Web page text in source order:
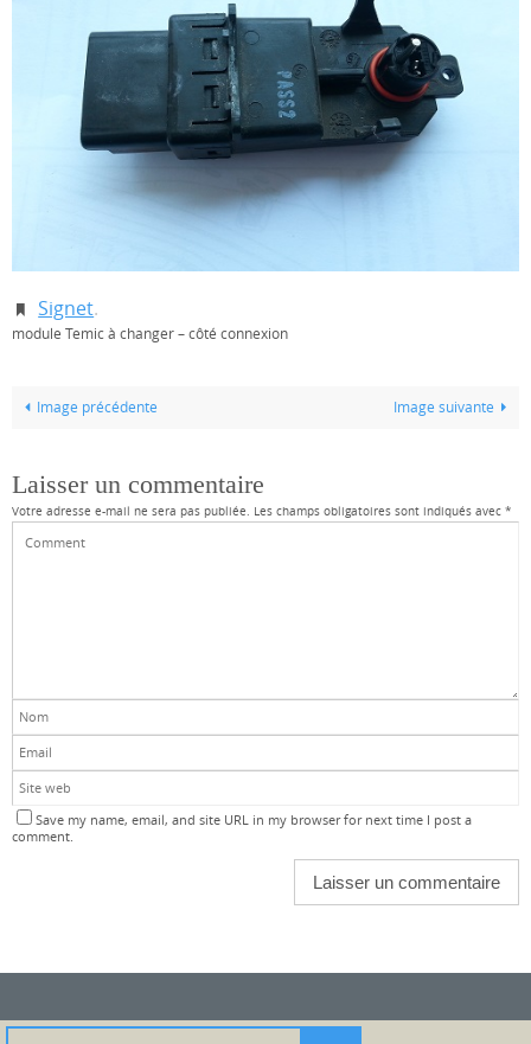
Signet.
module Temic à changer – côté connexion
Image précédente Image suivante
Laisser un commentaire
Votre adresse e-mail ne sera pas publiée. Les champs obligatoires sont indiqués avec *
Save my name, email, and site URL in my browser for next time I post a
comment.